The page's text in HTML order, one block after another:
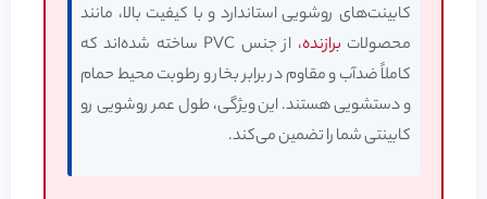
کابینت‌های روشویی استاندارد و با کیفیت بالا، مانند
محصولات برازنده
، از جنس PVC ساخته شده‌اند که
کاملاً ضدآب و مقاوم در برابر بخار و رطوبت محیط حمام
و دستشویی هستند. این ویژگی، طول عمر روشویی رو
کابینتی شما را تضمین می‌کند.